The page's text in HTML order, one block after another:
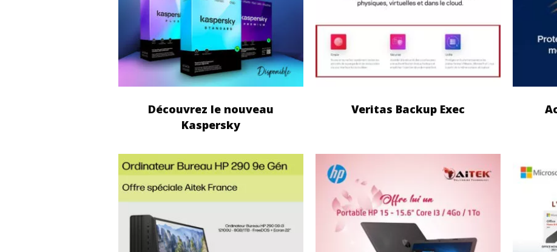
Découvrez le nouveau
Kaspersky
Veritas Backup Exec